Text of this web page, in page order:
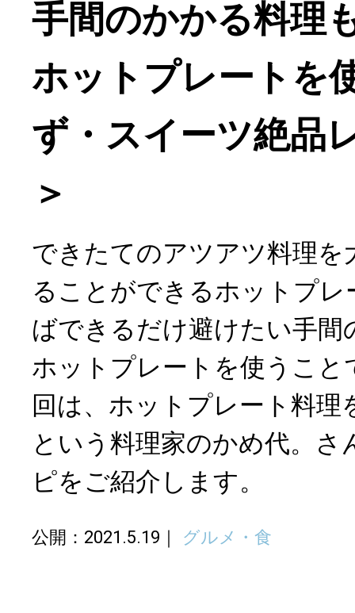
手間のかかる料理
ホットプレートを
ず・スイーツ絶品
＞
できたてのアツアツ料理を
ることができるホットプレ
ばできるだけ避けたい手間
ホットプレートを使うこと
回は、ホットプレート料理
という料理家のかめ代。さ
ピをご紹介します。
公開：2021.5.19 グルメ・食